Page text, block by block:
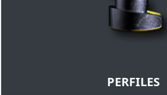
PERFILES